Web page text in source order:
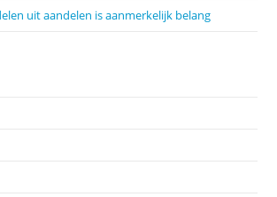
uit aandelen is aanmerkelijk belang